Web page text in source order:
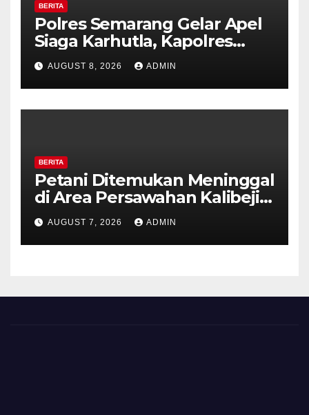
BERITA
Polres Semarang Gelar Apel
Siaga Karhutla, Kapolres
Tekankan Sinergi dan
Kesiapsiagaan Hadapi Musim
Kemarau.
AUGUST 8, 2026 ADMIN
BERITA
Petani Ditemukan Meninggal
di Area Persawahan Kalibeji,
Polisi Pastikan Tidak Ada
Tanda Kekerasan
AUGUST 7, 2026 ADMIN